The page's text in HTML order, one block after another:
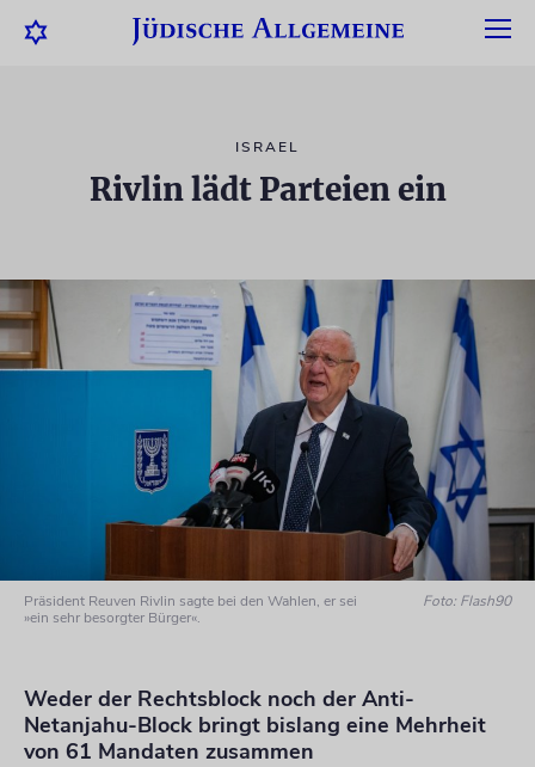
ISRAEL
Rivlin lädt Parteien ein
Präsident Reuven Rivlin sagte bei den Wahlen, er sei
»ein sehr besorgter Bürger«.
Foto: Flash90
Weder der Rechtsblock noch der Anti-
Netanjahu-Block bringt bislang eine Mehrheit
von 61 Mandaten zusammen